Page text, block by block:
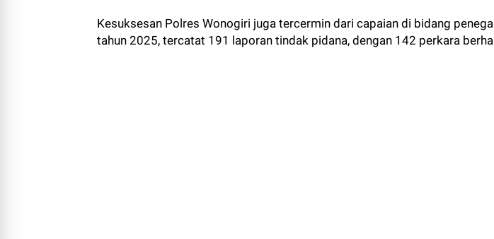
Kesuksesan Polres Wonogiri juga tercermin dari capaian di bidang
tahun 2025, tercatat 191 laporan tindak pidana, dengan 142 perkara